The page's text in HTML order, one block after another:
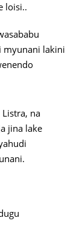
loisi..
myunani lakini
na
jina lake